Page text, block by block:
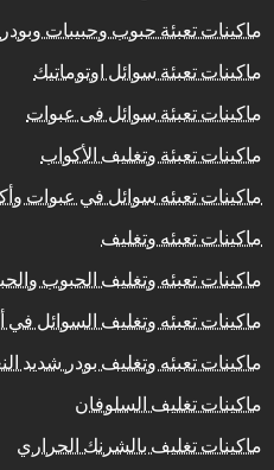
ماكينات تعبئة حبوب وحبيبات وبودر
ماكينات تعبئة سوائل اوتوماتيك
ماكينات تعبئة سوائل فى عبوات
ماكينات تعبئة وتغليف الأكواب
ماكينات تعبئه سوائل في عبوات
ماكينات تعبئه وتغليف
ماكينات تعبئه وتغليف الحبوب
ماكينات تعبئه وتغليف السوائل في
ماكينات تعبئه وتغليف بودر شديد
ماكينات تغليف السلوفان
ماكينات تغليف بالشرنك الحراري